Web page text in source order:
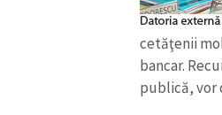
cetăţenii
bancar.
publică, vor